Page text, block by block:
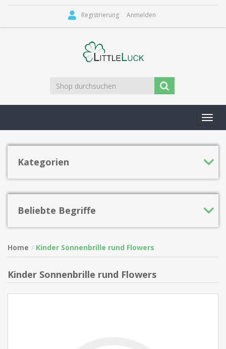
Registrierung Anmelden
Kategorien
Beliebte Begriffe
Home Kinder Sonnenbrille rund Flowers
Kinder Sonnenbrille rund Flowers